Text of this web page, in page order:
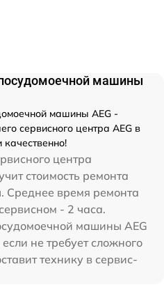
машины
машины AEG -
сервисного центра AEG в
центра
стоимость ремонта
время ремонта
- 2 часа.
машины AEG
не требует сложного
технику в сервис-